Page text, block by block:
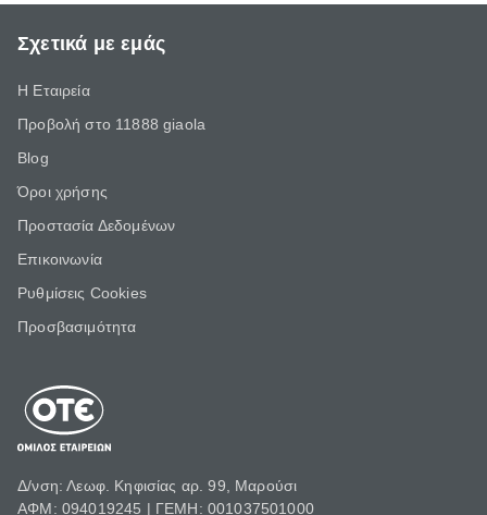
Σχετικά με εμάς
Η Εταιρεία
Προβολή στο 11888 giaola
Blog
Όροι χρήσης
Προστασία Δεδομένων
Επικοινωνία
Ρυθμίσεις Cookies
Προσβασιμότητα
Δ/νση: Λεωφ. Κηφισίας αρ. 99, Μαρούσι
ΑΦΜ: 094019245 | ΓΕΜΗ: 001037501000